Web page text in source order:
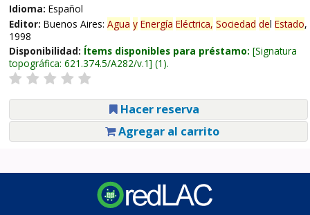
Idioma: Español
Editor: Buenos Aires: Agua y Energía Eléctrica, Sociedad del Estado,
1998
Disponibilidad: Ítems disponibles para préstamo: Signatura
topográfica: 621.374.5/A282/v.1 (1).
Hacer reserva
Agregar al carrito